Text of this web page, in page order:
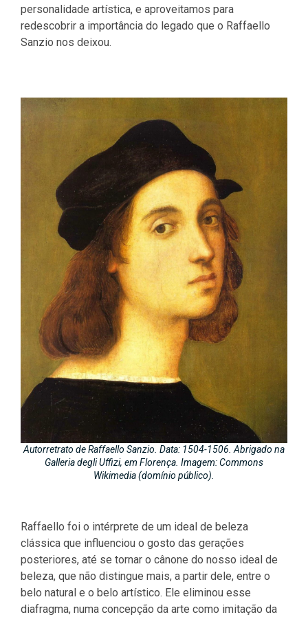
personalidade artística, e aproveitamos para
redescobrir a importância do legado que o Raffaello
Sanzio nos deixou.
Autorretrato de Raffaello Sanzio. Data: 1504-1506. Abrigado na
Galleria degli Uffizi, em Florença. Imagem: Commons
Wikimedia (domínio público).
Raffaello foi o intérprete de um ideal de beleza
clássica que influenciou o gosto das gerações
posteriores, até se tornar o cânone do nosso ideal de
beleza, que não distingue mais, a partir dele, entre o
belo natural e o belo artístico. Ele eliminou esse
diafragma, numa concepção da arte como imitação da